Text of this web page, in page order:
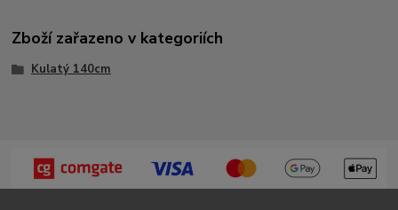
Zboží zařazeno v kategoriích
Kulatý 140cm